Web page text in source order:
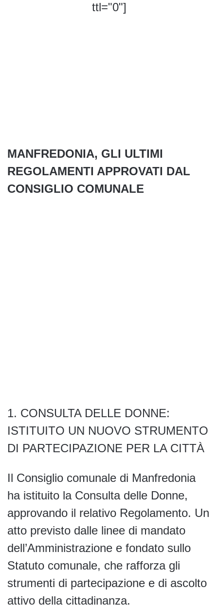
ttl="0"]
MANFREDONIA, GLI ULTIMI
REGOLAMENTI APPROVATI DAL
CONSIGLIO COMUNALE
1.⁠ ⁠CONSULTA DELLE DONNE:
ISTITUITO UN NUOVO STRUMENTO
DI PARTECIPAZIONE PER LA CITTÀ
Il Consiglio comunale di Manfredonia
ha istituito la Consulta delle Donne,
approvando il relativo Regolamento. Un
atto previsto dalle linee di mandato
dell’Amministrazione e fondato sullo
Statuto comunale, che rafforza gli
strumenti di partecipazione e di ascolto
attivo della cittadinanza.